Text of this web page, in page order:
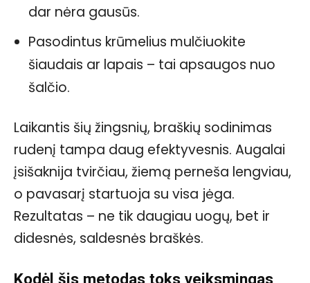
dar nėra gausūs.
Pasodintus krūmelius mulčiuokite
šiaudais ar lapais – tai apsaugos nuo
šalčio.
Laikantis šių žingsnių, braškių sodinimas
rudenį tampa daug efektyvesnis. Augalai
įsišaknija tvirčiau, žiemą perneša lengviau,
o pavasarį startuoja su visa jėga.
Rezultatas – ne tik daugiau uogų, bet ir
didesnės, saldesnės braškės.
Kodėl šis metodas toks veiksmingas